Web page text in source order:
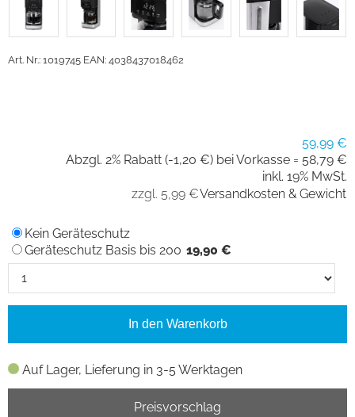
Art. Nr.: 1019745 EAN: 4038437018462
59,99 €
Abzgl. 2% Rabatt (-1,20 €) bei Vorkasse = 58,79 €
inkl. 19% MwSt.
zzgl. 5,99 €Versandkosten & Gewicht
Auf Lager, Lieferung in 3-5 Werktagen
Kein Geräteschutz
Geräteschutz Basis bis 200 19,90 €
In den Warenkorb
Preisvorschlag